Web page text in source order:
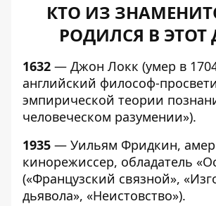
КТО ИЗ
РОДИЛСЯ В ЭТОТ
1632 — Джон Локк (умер в
английский философ-
эмпирической теории
человеческом разумении»).
1935 — Уильям Фридкин,
кинорежиссер, обладатель
(«Французский связной»,
дьявола», «Неистовство»).